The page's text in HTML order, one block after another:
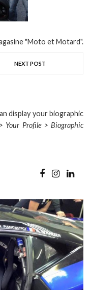
"Moto et Motard".
NEXT POST
display your biographic
Your Profile > Biographic